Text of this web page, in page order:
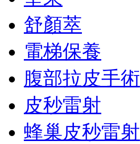
舒顏萃
電梯保養
腹部拉皮手術
皮秒雷射
蜂巢皮秒雷射